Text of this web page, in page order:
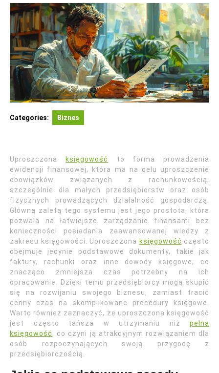
Categories: Biznes
Uproszczona księgowość
to forma prowadzenia
ewidencji finansowej, która ma na celu uproszczenie
obowiązków związanych z rachunkowością,
szczególnie dla małych przedsiębiorstw oraz osób
fizycznych prowadzących działalność gospodarczą.
Główną zaletą tego systemu jest jego prostota, która
pozwala na łatwiejsze zarządzanie finansami bez
konieczności posiadania zaawansowanej wiedzy z
zakresu księgowości. Uproszczona księgowość często
obejmuje jedynie podstawowe dokumenty, takie jak
faktury, rachunki oraz inne dowody księgowe, co
znacząco zmniejsza czas potrzebny na ich
opracowanie. Dzięki temu przedsiębiorcy mogą skupić
się na rozwijaniu swojego biznesu, zamiast tracić
cenny czas na skomplikowane procedury księgowe.
Warto również zaznaczyć, że uproszczona księgowość
jest często tańsza w utrzymaniu niż pełna
księgowość, co czyni ją atrakcyjnym rozwiązaniem dla
osób rozpoczynających swoją przygodę z
przedsiębiorczością.